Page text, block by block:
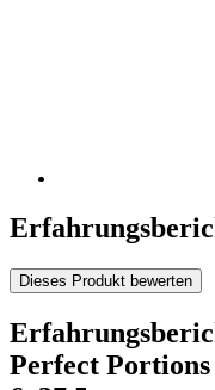
Dieses Produkt bewerten
Perfect